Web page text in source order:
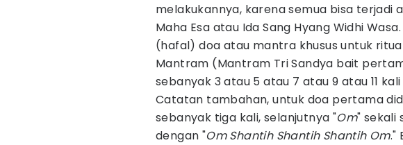
melakukannya, karena semua bisa terjadi
Maha Esa atau Ida Sang Hyang Widhi
(hafal) doa atau mantra khusus untuk
Mantram (Mantram Tri Sandya bait
sebanyak 3 atau 5 atau 7 atau 9 atau 11
Catatan tambahan, untuk doa pertama
sebanyak tiga kali, selanjutnya "Om" sekali
dengan "Om Shantih Shantih Shantih Om."